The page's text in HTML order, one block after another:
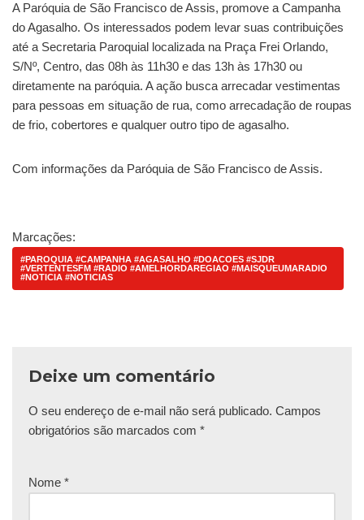
A Paróquia de São Francisco de Assis, promove a Campanha
do Agasalho. Os interessados podem levar suas contribuições
até a Secretaria Paroquial localizada na Praça Frei Orlando,
S/Nº, Centro, das 08h às 11h30 e das 13h às 17h30 ou
diretamente na paróquia. A ação busca arrecadar vestimentas
para pessoas em situação de rua, como arrecadação de roupas
de frio, cobertores e qualquer outro tipo de agasalho.
Com informações da Paróquia de São Francisco de Assis.
Marcações:
#PAROQUIA #CAMPANHA #AGASALHO #DOACOES #SJDR
#VERTENTESFM #RADIO #AMELHORDAREGIAO #MAISQUEUMARADIO
#NOTICIA #NOTICIAS
Deixe um comentário
O seu endereço de e-mail não será publicado. Campos
obrigatórios são marcados com *
Nome *